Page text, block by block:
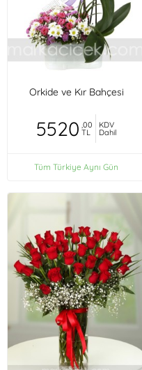
Orkide ve Kır Bahçesi
5520 ,00
TL
KDV
Dahil
Tüm Türkiye Aynı Gün